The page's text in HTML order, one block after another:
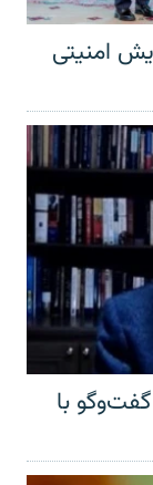
امنیتی
با